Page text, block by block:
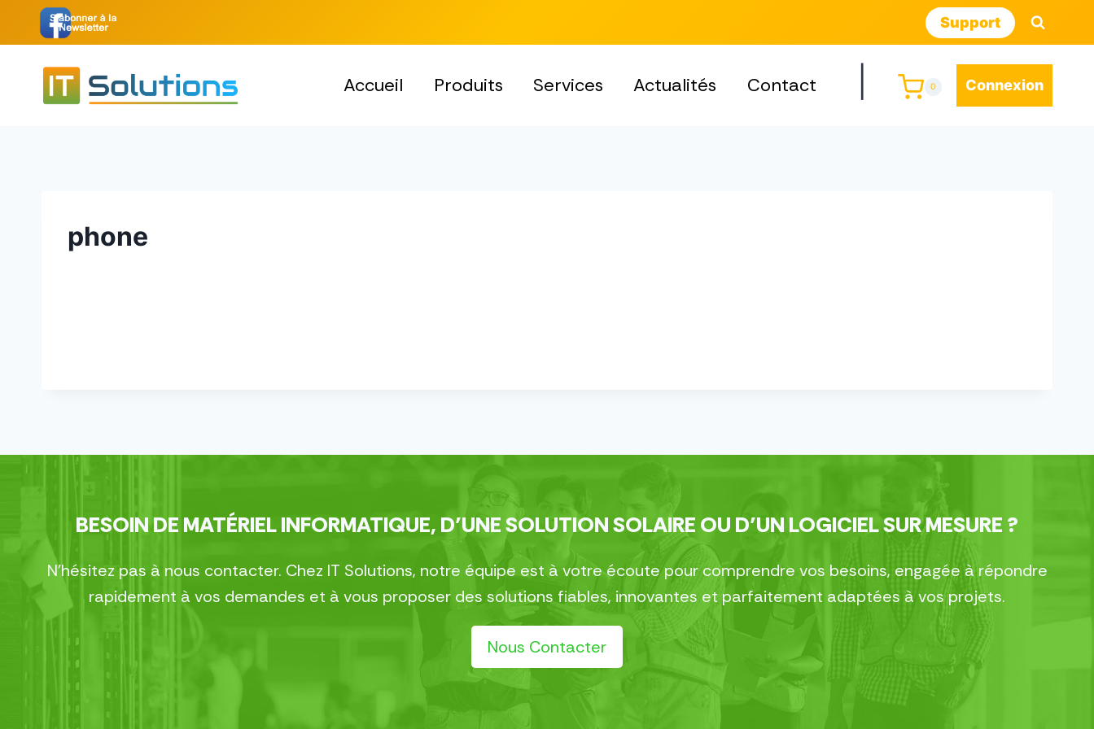
Support
Accueil Produits Services Actualités Contact 0 Connexion
phone
BESOIN DE MATÉRIEL INFORMATIQUE, D’UNE SOLUTION SOLAIRE OU D’UN LOGICIEL SUR MESURE ?
N’hésitez pas à nous contacter. Chez IT Solutions, notre équipe est à votre écoute pour comprendre vos besoins, engagée à répondre
rapidement à vos demandes et à vous proposer des solutions fiables, innovantes et parfaitement adaptées à vos projets.
Nous Contacter